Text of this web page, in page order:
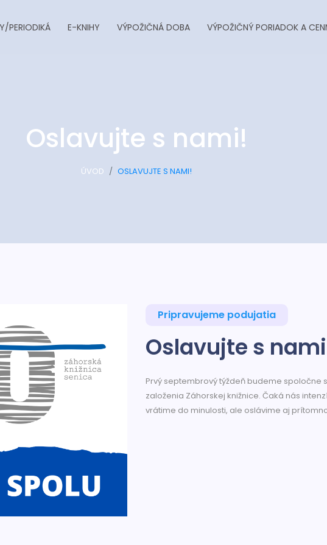
PERIODIKÁ E-KNIHY VÝPOŽIČNÁ DOBA VÝPOŽIČNÝ PORIADOK A
Oslavujte s nami!
ÚVOD OSLAVUJTE S NAMI!
Pripravujeme podujatia
Oslavujte s
Prvý septembrový týždeň budeme spoločne
založenia Záhorskej knižnice. Čaká nás
vrátime do minulosti, ale oslávime aj